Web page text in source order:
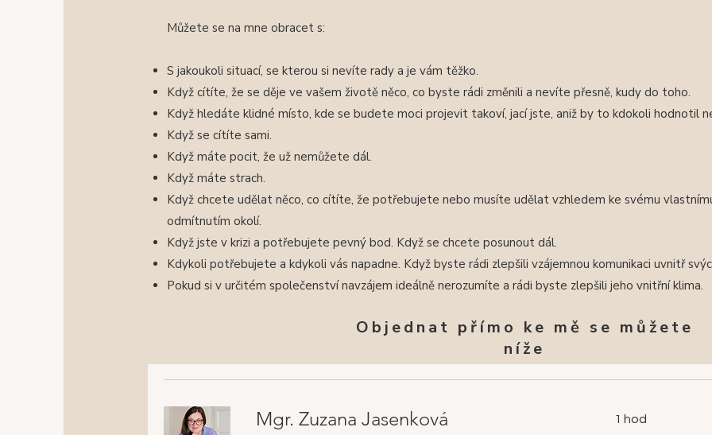
Můžete se na mne obracet s:
S jakoukoli situací, se kterou si nevíte rady a je vám těžko.
Když cítíte, že se děje ve vašem životě něco, co byste rádi změnili a nevíte přesně, kudy do toho.
Když hledáte klidné místo, kde se budete moci projevit takoví, jací jste, aniž by to kdokoli hodnotil
Když se cítíte sami.
Když máte pocit, že už nemůžete dál.
Když máte strach.
Když chcete udělat něco, co cítíte, že potřebujete nebo musíte udělat vzhledem ke svému
odmítnutím okolí.
Když jste v krizi a potřebujete pevný bod. Když se chcete posunout dál.
Kdykoli potřebujete a kdykoli vás napadne. Když byste rádi zlepšili vzájemnou komunikaci uvnitř
Pokud si v určitém společenství navzájem ideálně nerozumíte a rádi byste zlepšili jeho vnitřní klima.
Objednat přímo ke mě se můžete
níže
Mgr. Zuzana Jasenková 1 hod